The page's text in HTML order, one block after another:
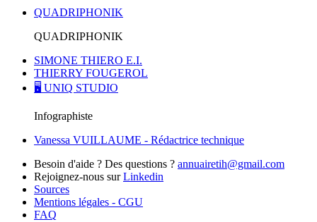
QUADRIPHONIK
QUADRIPHONIK
SIMONE THIERO E.I.
THIERRY FOUGEROL
🖥️ UNIQ STUDIO
Infographiste
Vanessa VUILLAUME - Rédactrice technique
Besoin d'aide ? Des questions ? annuairetih@gmail.com
Rejoignez-nous sur Linkedin
Sources
Mentions légales - CGU
FAQ